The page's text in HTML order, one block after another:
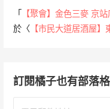
「 【聚會】金色三麥 京
於〈 【市民大道居酒屋
訂閱橘子也有部落